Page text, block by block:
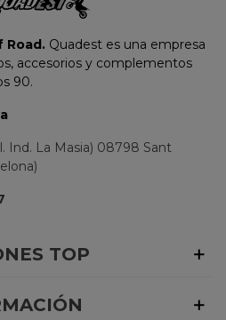
Road. Quadest es una empresa
accesorios y complementos
90.
Ind. La Masia) 08798 Sant
TOP